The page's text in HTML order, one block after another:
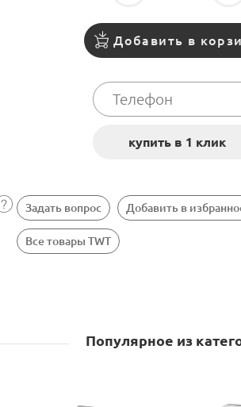
Добавить в
Задать вопрос Добавить в
Все товары TWT
Популярное из